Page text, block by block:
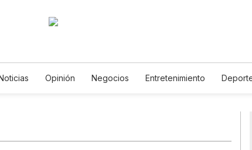
Opinión Negocios Entretenimiento